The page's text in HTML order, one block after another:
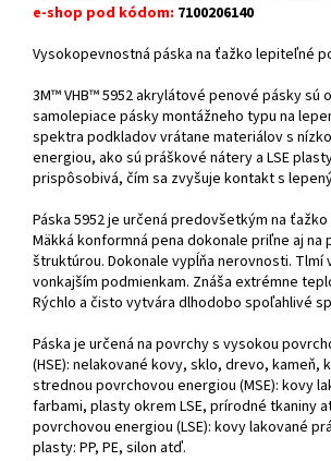
e-shop pod kódom: 7100206140
Vysokopevnostná páska na ťažko lepiteľné
3M™ VHB™ 5952 akrylátové penové pásky sú
samolepiace pásky montážneho typu na
spektra podkladov vrátane materiálov s
energiou, ako sú práškové nátery a LSE
prispôsobivá, čím sa zvyšuje kontakt s
Páska 5952 je určená predovšetkým na
Mäkká konformná pena dokonale priľne aj na
štruktúrou. Dokonale vypĺňa nerovnosti. Tlmí
vonkajším podmienkam. Znáša extrémne
Rýchlo a čisto vytvára dlhodobo spoľahlivé
Páska je určená na povrchy s vysokou
(HSE): nelakované kovy, sklo, drevo, kameň,
strednou povrchovou energiou (MSE): kovy
farbami, plasty okrem LSE, prírodné tkaniny
povrchovou energiou (LSE): kovy lakované
plasty: PP, PE, silon atď.